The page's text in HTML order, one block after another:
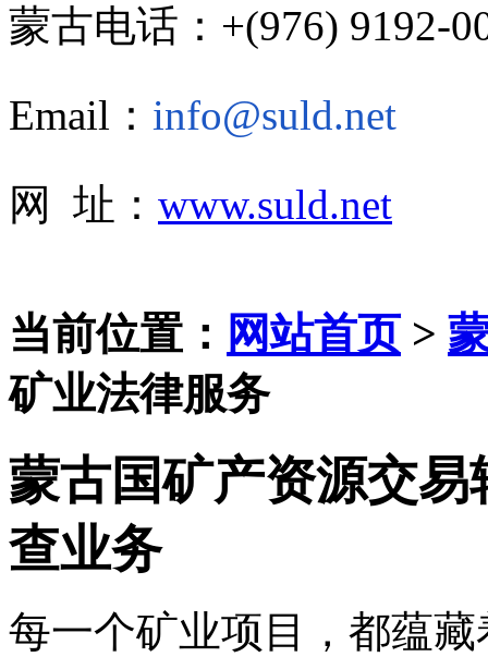
蒙古电话：+(976) 9192-
Email： info@suld.net
网 址： www.suld.net
当前位置： 网站首页>
矿业法律服务
蒙古国矿产资源交
查业务
每一个矿业项目，都蕴